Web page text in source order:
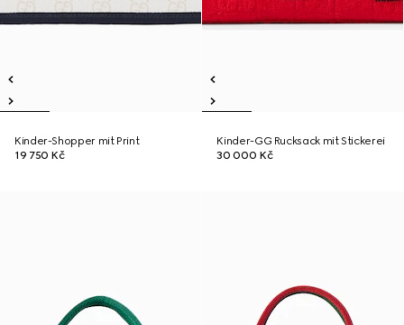
Kinder-Shopper mit Print
19 750 Kč
Kinder-GG Rucksack mit Stickerei
30 000 Kč